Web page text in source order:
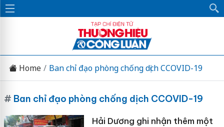
Home Ban chỉ đạo phòng chống dịch CCOVID-19
# Ban chỉ đạo phòng chống dịch CCOVID-19
Hải Dương ghi nhận thêm một